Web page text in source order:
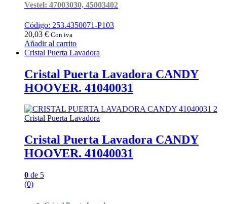
Vestel: 47003030, 45003402
Código: 253.4350071-P103
20,03 € Con iva
Añadir al carrito
Cristal Puerta Lavadora
Cristal Puerta Lavadora CANDY
HOOVER. 41040031
Cristal Puerta Lavadora
Cristal Puerta Lavadora CANDY
HOOVER. 41040031
0 de 5
(0)